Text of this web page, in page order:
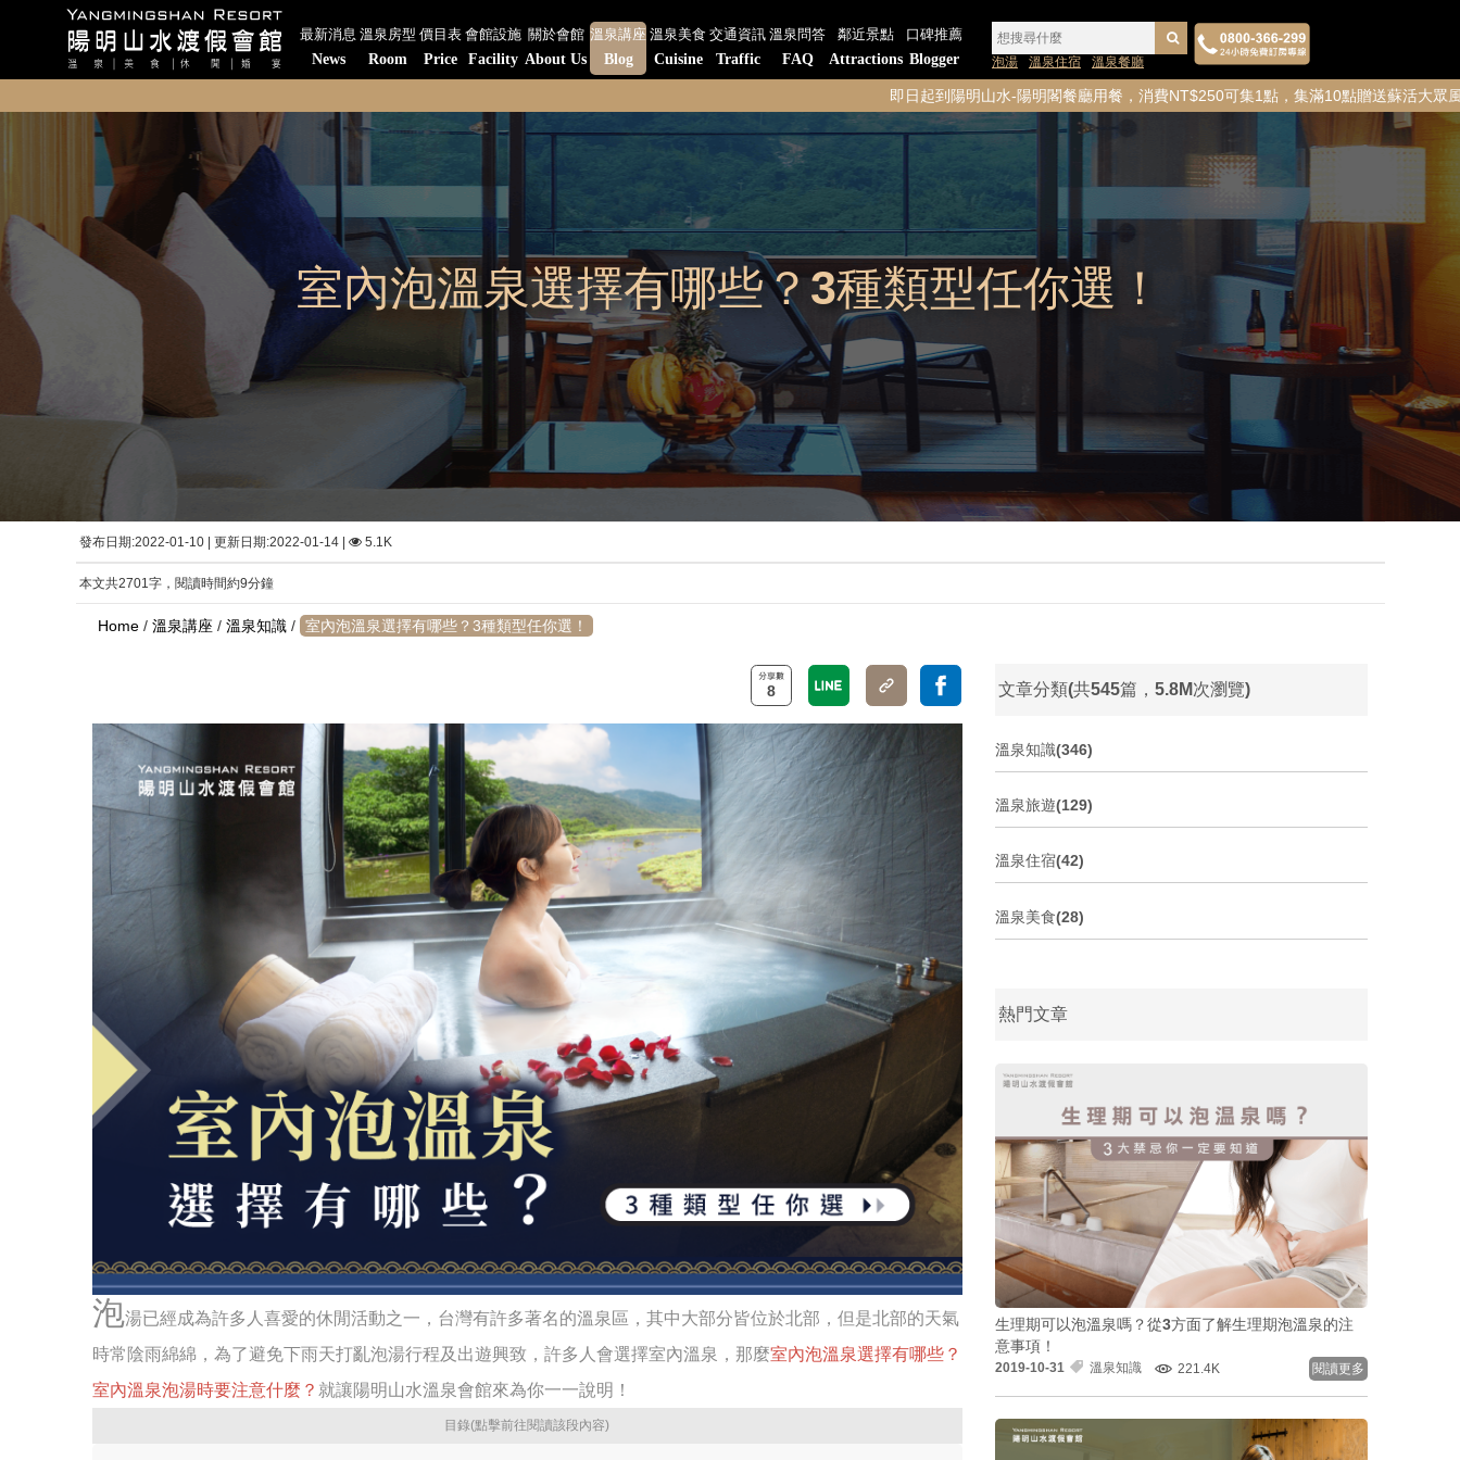
最新消息
News
溫泉房型
Room
價目表
Price
會館設施
Facility
關於會館
About Us
溫泉講座
Blog
溫泉美食
Cuisine
交通資訊
Traffic
溫泉問答
FAQ
鄰近景點
Attractions
口碑推薦
Blogger
泡湯 溫泉住宿 溫泉餐廳
即日起到陽明山水-陽明閣餐廳用餐，消費NT$250可集1點，集滿10點贈送蘇活大眾風呂券1張
室內泡溫泉選擇有哪些？3種類型任你選！
發布日期:2022-01-10 | 更新日期:2022-01-14 | 5.1K
本文共2701字，閱讀時間約9分鐘
Home/ 溫泉講座 / 溫泉知識/ 室內泡溫泉選擇有哪些？3種類型任你選！
8
泡湯已經成為許多人喜愛的休閒活動之一，台灣有許多著名的溫泉區，其中大部分皆位於北部，但是北部的天氣
時常陰雨綿綿，為了避免下雨天打亂泡湯行程及出遊興致，許多人會選擇室內溫泉，那麼室內泡溫泉選擇有哪些？
室內溫泉泡湯時要注意什麼？ 就讓陽明山水溫泉會館來為你一一說明！
目錄(點擊前往閱讀該段內容)
文章分類(共545篇，5.8M次瀏覽)
溫泉知識(346)
溫泉旅遊(129)
溫泉住宿(42)
溫泉美食(28)
熱門文章
生理期可以泡溫泉嗎？從3方面了解生理期泡溫泉的注
意事項！
2019-10-31 溫泉知識 221.4K 閱讀更多